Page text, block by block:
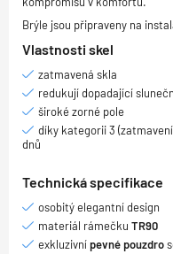
Brýle jsou připraveny na
Vlastnosti skel
zatmavená skla
redukují dopadající
široké zorné pole
díky kategorii 3
dnů
Technická specifikace
osobitý elegantní design
materiál rámečku TR90
exkluzivnípevné pouzdro